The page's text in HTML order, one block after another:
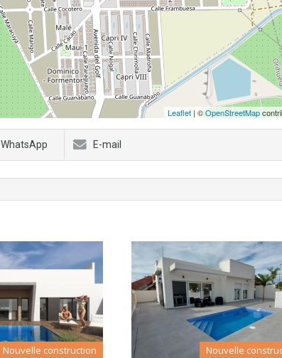
Leaflet | ©OpenStreetMap
WhatsApp E-mail
Nouvelle construction Nouvelle